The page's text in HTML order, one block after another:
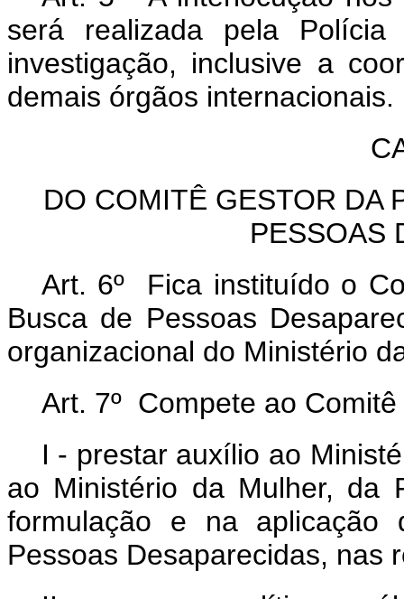
será realizada pela
investigação, inclusive a
demais órgãos internacionais.
DO COMITÊ GESTOR DA
PESSOAS
Art. 6º Fica instituído o
Busca de Pessoas
organizacional do Ministério
Art. 7º Compete ao
I - prestar auxílio ao
ao Ministério da Mulher, da
formulação e na
Pessoas Desaparecidas, nas